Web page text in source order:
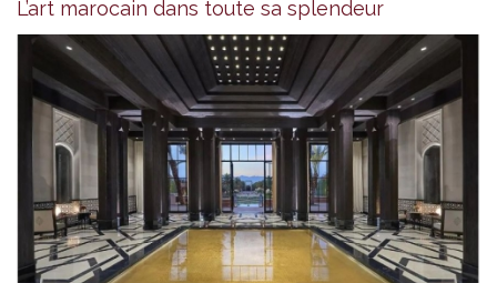
L’art marocain dans toute sa splendeur